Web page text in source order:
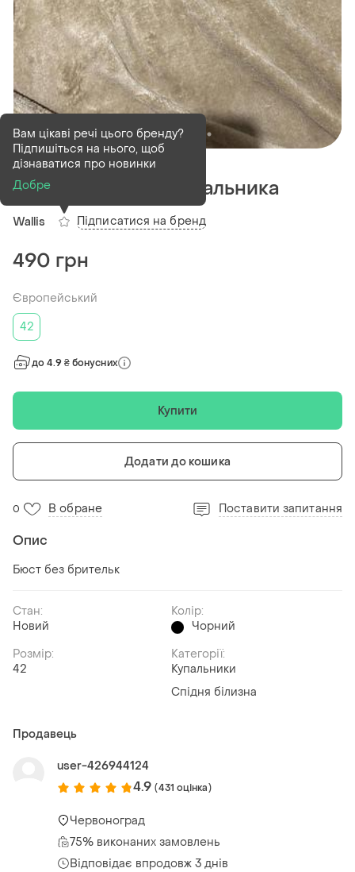
В наявності1 шт
Бюстгалтер для купальника
Wallis
Вам цікаві речі цього бренду?
Підпишіться на нього, щоб
дізнаватися про новинки
Добре
Підписатися на бренд
490 грн
Європейський
42
до 4.9 ₴ бонусних
Купити
Додати до кошика
0 В обране Поставити запитання
Опис
Бюст без брительк
Стан:
Новий
Колір:
Чорний
Розмір:
42
Категорії:
Купальники
Спідня білизна
Продавець
user-426944124
4.9 (431 оцінка)
Червоноград
75% виконаних замовлень
Відповідає впродовж 3 днів